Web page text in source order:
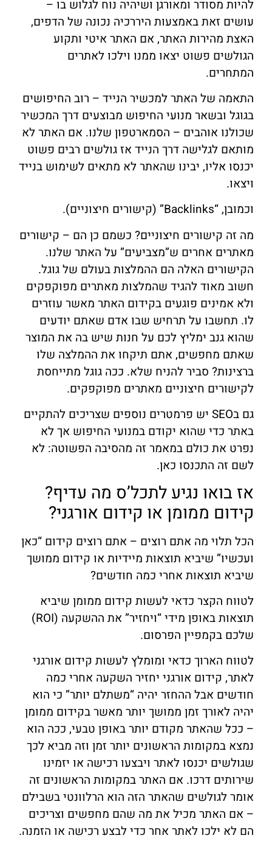
להיות מסודר ומאורגן ושיהיה נוח לגלוש בו –
עושים זאת באמצעות היררכיה נכונה של הדפים,
האצת מהירות האתר, אם האתר איטי ותקוע
הגולשים פשוט יצאו ממנו וילכו לאתרים
המתחרים.
התאמה של האתר למכשיר הנייד – רוב החיפושים
בגוגל ובשאר מנועי החיפוש מבוצעים דרך המכשיר
שכולנו אוהבים – הסמארטפון שלנו. אם האתר לא
מותאם לגלישה דרך הנייד אז גולשים רבים פשוט
יכנסו אליו, יבינו שהאתר לא מתאים לשימוש בנייד
ויצאו.
וכמובן, “Backlinks” (קישורים חיצוניים).
מה זה קישורים חיצוניים? כשמם כן הם – קישורים
מאתרים אחרים ש”מצביעים” על האתר שלנו.
הקישורים האלה הם ההמלצות בעולם של גוגל.
חשוב מאוד להגיד שהמלצות מאתרים מפוקפקים
ולא אמינים פוגעים בקידום האתר מאשר עוזרים
לו. תחשבו על תרחיש שבו אדם שאתם יודעים
שהוא גנב ימליץ לכם על חנות שיש בה את המוצר
שאתם מחפשים, אתם תיקחו את ההמלצה שלו
ברצינות? סביר להניח שלא. ככה גוגל מתייחסת
לקישורים חיצוניים מאתרים מפוקפקים.
גם בSEO יש פרמטרים נוספים שצריכים להתקיים
באתר כדי שהוא יקודם במנועי החיפוש אך לא
נפרט את כולם במאמר זה מהסיבה הפשוטה: לא
לשם זה התכנסו כאן.
אז בואו נגיע לתכל’ס מה עדיף?
קידום ממומן או קידום אורגני?
הכל תלוי מה אתם רוצים – אתם רוצים קידום “כאן
ועכשיו” שיביא תוצאות מיידיות או קידום ממושך
שיביא תוצאות אחרי כמה חודשים?
לטווח הקצר כדאי לעשות קידום ממומן שיביא
תוצאות באופן מידי “ויחזיר” את ההשקעה (ROI)
שלכם בקמפיין הפרסום.
לטווח הארוך כדאי ומומלץ לעשות קידום אורגני
לאתר, קידום אורגני יחזיר השקעה אחרי כמה
חודשים אבל ההחזר יהיה “משתלם יותר” כי הוא
יהיה לאורך זמן ממושך יותר מאשר בקידום ממומן
– ככל שהאתר מקודם יותר באופן טבעי, ככה הוא
נמצא במקומות הראשונים יותר זמן וזה מביא לכך
שגולשים יכנסו לאתר ויבצעו רכישה או יזמינו
שירותים דרכו. אם האתר במקומות הראשונים זה
אומר לגולשים שהאתר הזה הוא הרלוונטי בשבילם
– אם האתר מכיל את מה שהם מחפשים וצריכים
הם לא ילכו לאתר אחר כדי לבצע רכישה או הזמנה.